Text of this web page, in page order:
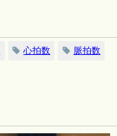
心拍数 脈拍数